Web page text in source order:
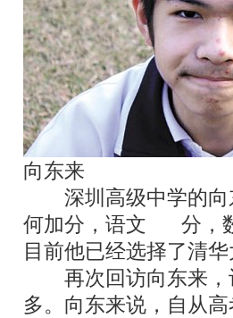
向东来
深圳高级中学的向
何加分，语文
分，
目前他已经选择了清
再次回访向东来，
多。向东来说，自从